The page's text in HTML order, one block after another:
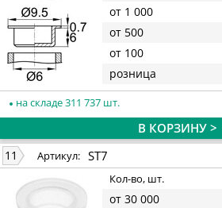
от 1 000
от 500
от 100
розница
на складе 311 737 шт.
В КОРЗИНУ >
11 Артикул: ST7
Кол-во, шт.
от 30 000